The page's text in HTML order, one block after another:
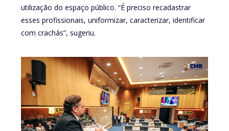
utilização do espaço público. “É preciso recadastrar
esses profissionais, uniformizar, caracterizar, identificar
com crachás”, sugeriu.